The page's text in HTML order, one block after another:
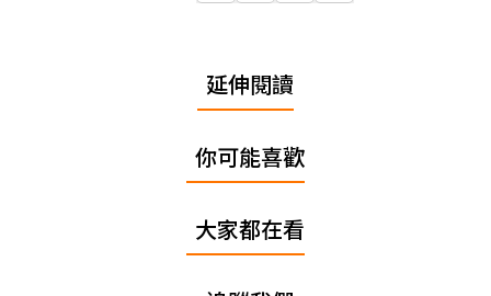
延伸閱讀
你可能喜歡
大家都在看